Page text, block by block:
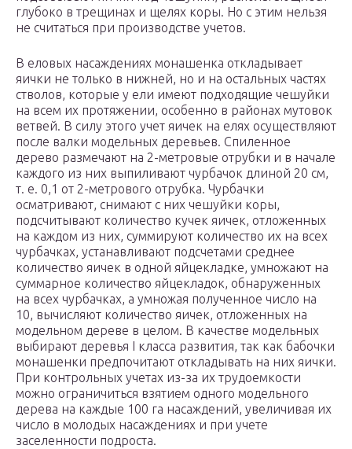
глубоко в трещинах и щелях коры. Но с этим нельзя
не считаться при производстве учетов.
В еловых насаждениях монашенка откладывает
яички не только в нижней, но и на остальных частях
стволов, которые у ели имеют подходящие чешуйки
на всем их протяжении, особенно в районах мутовок
ветвей. В силу этого учет яичек на елях осуществляют
после валки модельных деревьев. Спиленное
дерево размечают на 2-метровые отрубки и в начале
каждого из них выпиливают чурбачок длиной 20 см,
т. е. 0,1 от 2-метрового отрубка. Чурбачки
осматривают, снимают с них чешуйки коры,
подсчитывают количество кучек яичек, отложенных
на каждом из них, суммируют количество их на всех
чурбачках, устанавливают подсчетами среднее
количество яичек в одной яйцекладке, умножают на
суммарное количество яйцекладок, обнаруженных
на всех чурбачках, а умножая полученное число на
10, вычисляют количество яичек, отложенных на
модельном дереве в целом. В качестве модельных
выбирают деревья I класса развития, так как бабочки
монашенки предпочитают откладывать на них яички.
При контрольных учетах из-за их трудоемкости
можно ограничиться взятием одного модельного
дерева на каждые 100 га насаждений, увеличивая их
число в молодых насаждениях и при учете
заселенно­сти подроста.